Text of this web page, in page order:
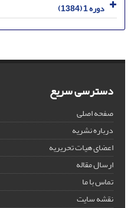
دوره 1 (1384)
دسترسی سریع
صفحه اصلی
درباره نشریه
اعضای هیات تحریریه
ارسال مقاله
تماس با ما
نقشه سایت